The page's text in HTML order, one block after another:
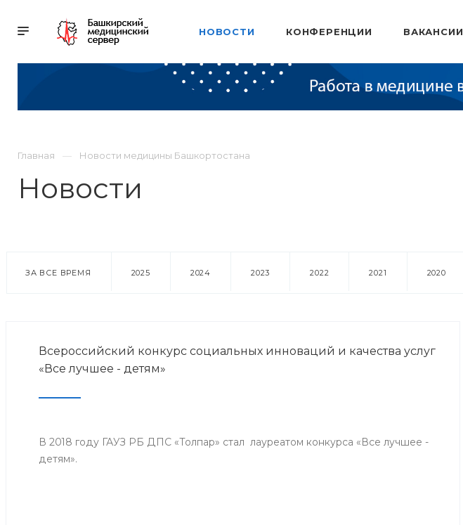
НОВОСТИ КОНФЕРЕНЦИИ ВАКАНСИИ
Главная Новости медицины Башкортостана
Новости
ЗА ВСЕ ВРЕМЯ 2025 2024 2023 2022 2021 2020
Всероссийский конкурс социальных инноваций и качества услуг
«Все лучшее - детям»
В 2018 году ГАУЗ РБ ДПС «Толпар» стал лауреатом конкурса «Все лучшее -
детям».